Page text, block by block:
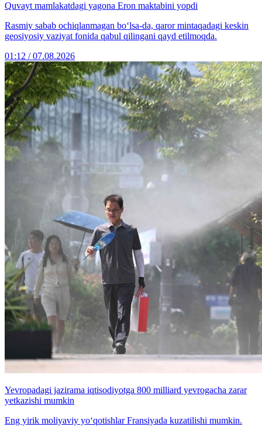
Quvayt mamlakatdagi yagona Eron maktabini yopdi
Rasmiy sabab ochiqlanmagan bo‘lsa-da, qaror mintaqadagi keskin
geosiyosiy vaziyat fonida qabul qilingani qayd etilmoqda.
01:12 / 07.08.2026
Yevropadagi jazirama iqtisodiyotga 800 milliard yevrogacha zarar
yetkazishi mumkin
Eng yirik moliyaviy yo‘qotishlar Fransiyada kuzatilishi mumkin.